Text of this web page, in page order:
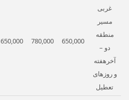
غربی
مسیر
منطقه
دو –
آخرهفته
و روزهای
تعطیل
650,000
780,000
650,000